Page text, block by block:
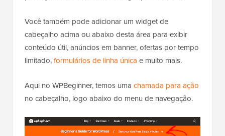
Você também pode adicionar um widget de
cabeçalho acima ou abaixo desta área para exibir
conteúdo útil, anúncios em banner, ofertas por tempo
limitado,formulários de linha única e muito mais.
Aqui no WPBeginner, temos uma chamada para ação
no cabeçalho, logo abaixo do menu de navegação.